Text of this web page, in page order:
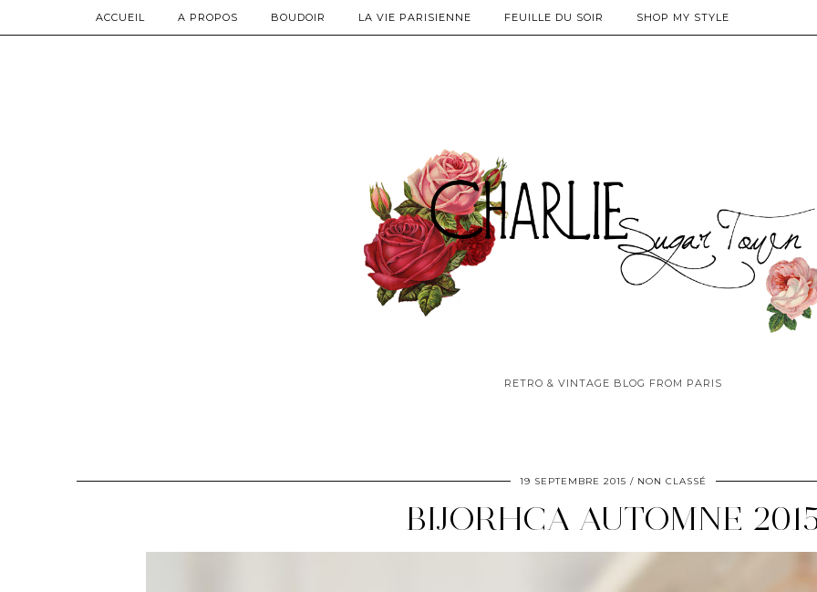
RETRO & VINTAGE BLOG FROM PARIS
ACCUEIL A PROPOS BOUDOIR LA VIE PARISIENNE FEUILLE DU SOIR SHOP MY STYLE
19 SEPTEMBRE 2015 NON CLASSÉ
BIJORHCA AUTOMNE